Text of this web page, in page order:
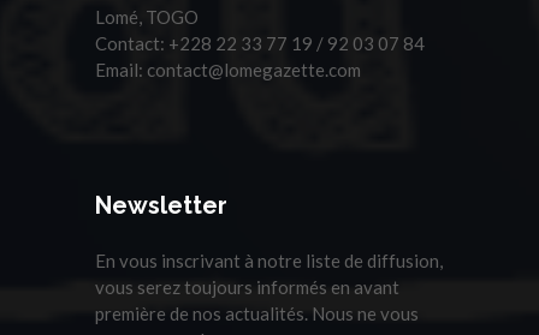
Lomé, TOGO
Contact: +228 22 33 77 19 / 92 03 07 84
Email: contact@lomegazette.com
Newsletter
En vous inscrivant à notre liste de diffusion,
vous serez toujours informés en avant
première de nos actualités. Nous ne vous